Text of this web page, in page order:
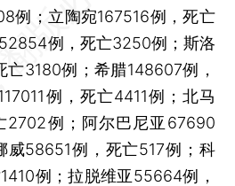
例；立陶宛167516例，死亡
例，死亡3250例；斯洛
亡3180例；希腊148607例，
例，死亡4411例；北马
2702例；阿尔巴尼亚67690
威58651例，死亡517例；科
例；拉脱维亚55664例，